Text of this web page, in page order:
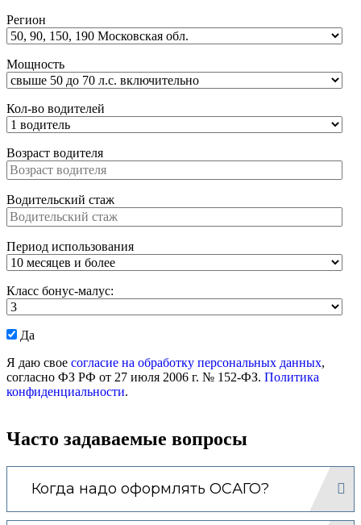
Регион
Мощность
Кол-во водителей
Возраст водителя
Водительский стаж
Период использования
Класс бонус-малус:
Даю
на
обработку
моих
Да
Я даю свое согласие на обработку персональных данных,
согласно ФЗ РФ от 27 июля 2006 г. № 152-ФЗ. Политика
конфиденциальности.
Часто задаваемые вопросы
Когда надо оформлять ОСАГО?